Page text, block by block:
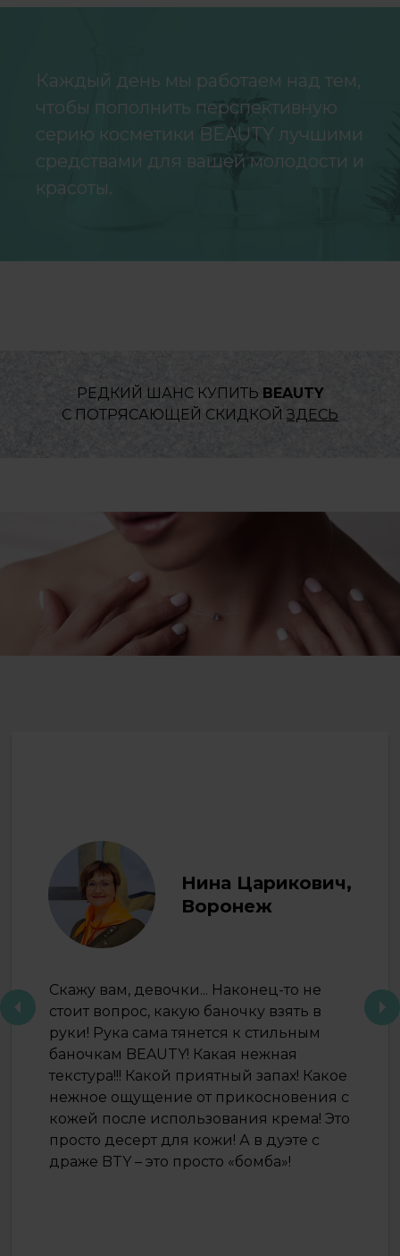
Каждый день мы работаем над тем,
чтобы пополнить перспективную
серию косметики BEAUTY лучшими
средствами для вашей молодости и
красоты.
РЕДКИЙ ШАНС КУПИТЬ BEAUTY
С ПОТРЯСАЮЩЕЙ СКИДКОЙ ЗДЕСЬ
Нина Царикович,
Воронеж
Скажу вам, девочки... Наконец-то не
стоит вопрос, какую баночку взять в
руки! Рука сама тянется к стильным
баночкам BEAUTY! Какая нежная
текстура!!! Какой приятный запах! Какое
нежное ощущение от прикосновения с
кожей после использования крема! Это
просто десерт для кожи! А в дуэте с
драже BTY – это просто «бомба»!